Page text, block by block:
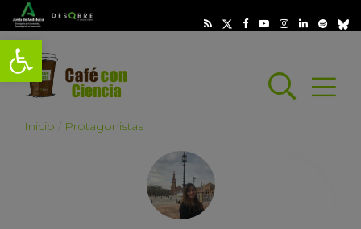
Abrir barra de herramientas
Abrir
Inicio Protagonistas